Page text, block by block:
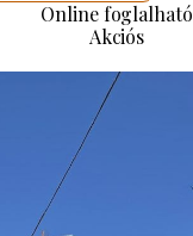
Online foglalható
Akciós